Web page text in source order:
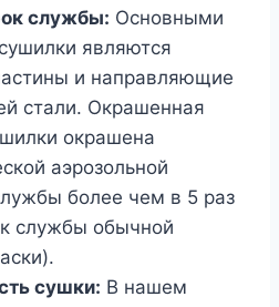
службы: Основными
являются
и направляющие
стали. Окрашенная
окрашена
аэрозольной
более чем в 5 раз
службы обычной
сушки: В нашем